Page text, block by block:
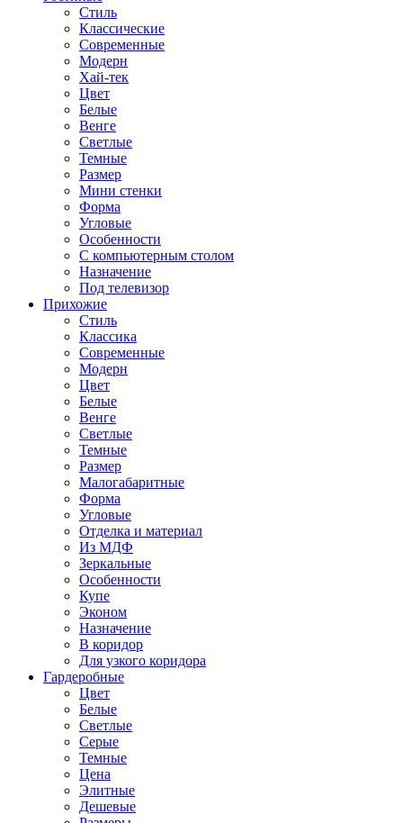
Стиль
Классические
Современные
Модерн
Хай-тек
Цвет
Белые
Венге
Светлые
Темные
Размер
Мини стенки
Форма
Угловые
Особенности
С компьютерным столом
Назначение
Под телевизор
Прихожие
Стиль
Классика
Современные
Модерн
Цвет
Белые
Венге
Светлые
Темные
Размер
Малогабаритные
Форма
Угловые
Отделка и материал
Из МДФ
Зеркальные
Особенности
Купе
Эконом
Назначение
В коридор
Для узкого коридора
Гардеробные
Цвет
Белые
Светлые
Серые
Темные
Цена
Элитные
Дешевые